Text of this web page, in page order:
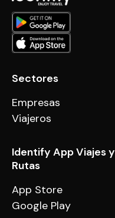
Sectores
Empresas
Viajeros
Identify App Viajes y
Rutas
App Store
Google Play